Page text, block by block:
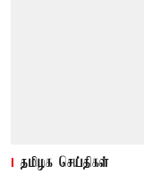
தமிழக செய்திகள்